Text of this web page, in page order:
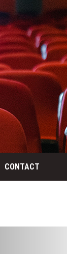
CONTACT